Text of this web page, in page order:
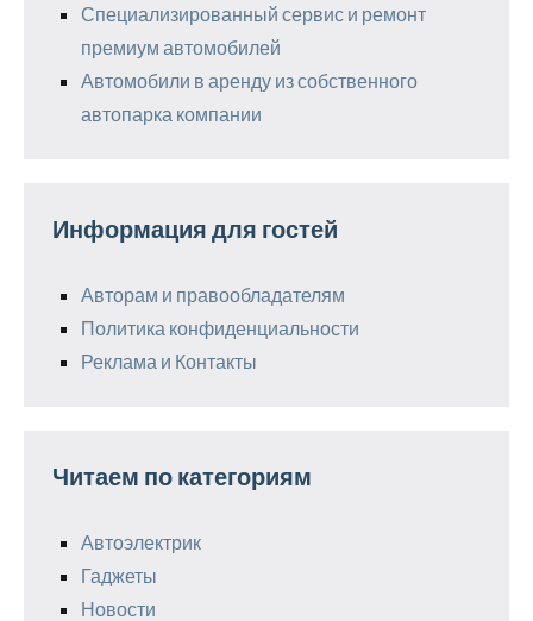
Специализированный сервис и ремонт
премиум автомобилей
Автомобили в аренду из собственного
автопарка компании
Информация для гостей
Авторам и правообладателям
Политика конфиденциальности
Реклама и Контакты
Читаем по категориям
Автоэлектрик
Гаджеты
Новости